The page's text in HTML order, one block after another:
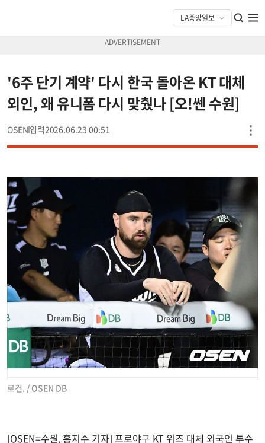
'6주 단기 계약' 다시 한국 돌아온 KT 대체
외인, 왜 유니폼 다시 맞췄나 [오!쎈 수원]
OSEN 2026.06.23 00:51
로건. / OSEN DB
[OSEN=수원, 홍지수 기자] 프로야구 KT 위즈 대체 외국인 투수